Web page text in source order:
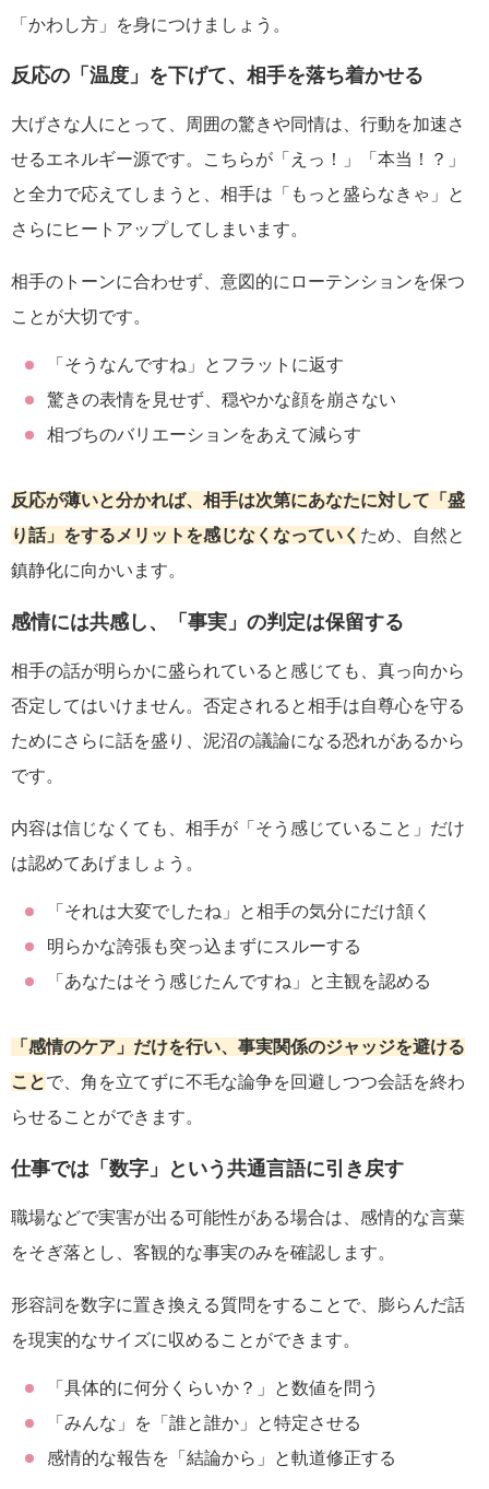
「かわし方」を身につけましょう。
反応の「温度」を下げて、相手を落ち着かせる
大げさな人にとって、周囲の驚きや同情は、行動を加速さ
せるエネルギー源です。こちらが「えっ！」「本当！？」
と全力で応えてしまうと、相手は「もっと盛らなきゃ」と
さらにヒートアップしてしまいます。
相手のトーンに合わせず、意図的にローテンションを保つ
ことが大切です。
「そうなんですね」とフラットに返す
驚きの表情を見せず、穏やかな顔を崩さない
相づちのバリエーションをあえて減らす
反応が薄いと分かれば、相手は次第にあなたに対して「盛
り話」をするメリットを感じなくなっていく ため、自然と
鎮静化に向かいます。
感情には共感し、「事実」の判定は保留する
相手の話が明らかに盛られていると感じても、真っ向から
否定してはいけません。否定されると相手は自尊心を守る
ためにさらに話を盛り、泥沼の議論になる恐れがあるから
です。
内容は信じなくても、相手が「そう感じていること」だけ
は認めてあげましょう。
「それは大変でしたね」と相手の気分にだけ頷く
明らかな誇張も突っ込まずにスルーする
「あなたはそう感じたんですね」と主観を認める
「感情のケア」だけを行い、事実関係のジャッジを避ける
ことで、角を立てずに不毛な論争を回避しつつ会話を終わ
らせることができます。
仕事では「数字」という共通言語に引き戻す
職場などで実害が出る可能性がある場合は、感情的な言葉
をそぎ落とし、客観的な事実のみを確認します。
形容詞を数字に置き換える質問をすることで、膨らんだ話
を現実的なサイズに収めることができます。
「具体的に何分くらいか？」と数値を問う
「みんな」を「誰と誰か」と特定させる
感情的な報告を「結論から」と軌道修正する